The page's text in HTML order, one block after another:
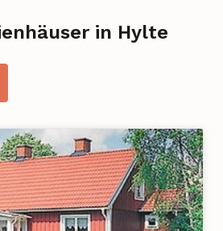
in Hylte